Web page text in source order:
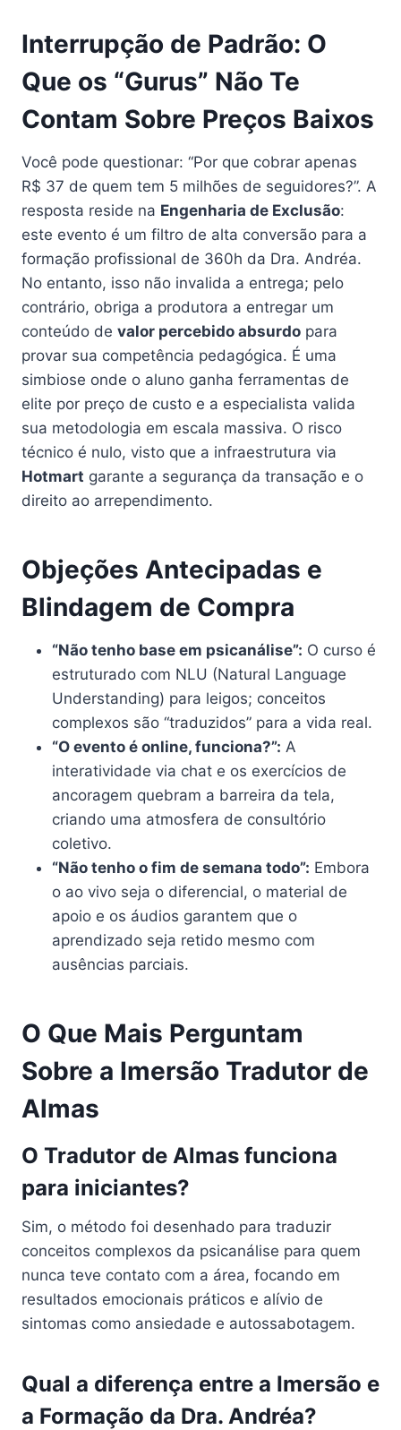
Interrupção de Padrão: O
Que os “Gurus” Não Te
Contam Sobre Preços Baixos
Você pode questionar: “Por que cobrar apenas
R$ 37 de quem tem 5 milhões de seguidores?”. A
resposta reside na Engenharia de Exclusão:
este evento é um filtro de alta conversão para a
formação profissional de 360h da Dra. Andréa.
No entanto, isso não invalida a entrega; pelo
contrário, obriga a produtora a entregar um
conteúdo de valor percebido absurdo para
provar sua competência pedagógica. É uma
simbiose onde o aluno ganha ferramentas de
elite por preço de custo e a especialista valida
sua metodologia em escala massiva. O risco
técnico é nulo, visto que a infraestrutura via
Hotmart garante a segurança da transação e o
direito ao arrependimento.
Objeções Antecipadas e
Blindagem de Compra
“Não tenho base em psicanálise”: O curso é
estruturado com NLU (Natural Language
Understanding) para leigos; conceitos
complexos são “traduzidos” para a vida real.
“O evento é online, funciona?”: A
interatividade via chat e os exercícios de
ancoragem quebram a barreira da tela,
criando uma atmosfera de consultório
coletivo.
“Não tenho o fim de semana todo”: Embora
o ao vivo seja o diferencial, o material de
apoio e os áudios garantem que o
aprendizado seja retido mesmo com
ausências parciais.
O Que Mais Perguntam
Sobre a Imersão Tradutor de
Almas
O Tradutor de Almas funciona
para iniciantes?
Sim, o método foi desenhado para traduzir
conceitos complexos da psicanálise para quem
nunca teve contato com a área, focando em
resultados emocionais práticos e alívio de
sintomas como ansiedade e autossabotagem.
Qual a diferença entre a Imersão e
a Formação da Dra. Andréa?